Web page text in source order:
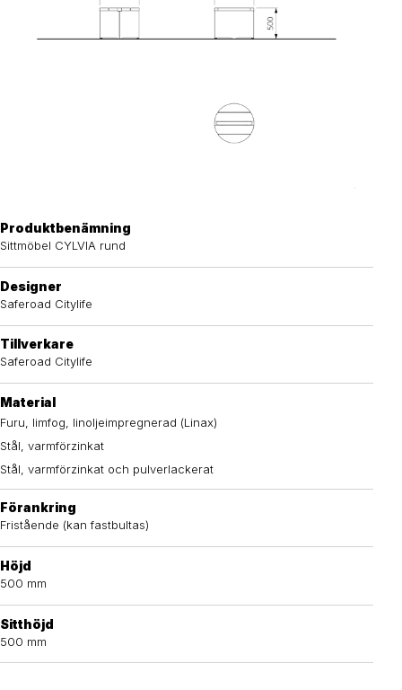
Produktbenämning
Sittmöbel CYLVIA rund
Designer
Saferoad Citylife
Tillverkare
Saferoad Citylife
Material
Furu, limfog, linoljeimpregnerad (Linax)
Stål, varmförzinkat
Stål, varmförzinkat och pulverlackerat
Förankring
Fristående (kan fastbultas)
Höjd
500 mm
Sitthöjd
500 mm